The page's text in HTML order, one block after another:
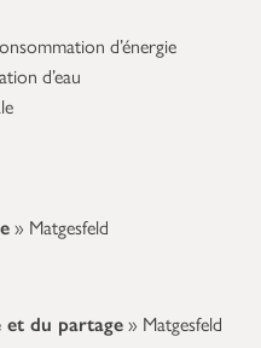
d’énergie
d’eau
» Matgesfeld
et du partage» Matgesfeld